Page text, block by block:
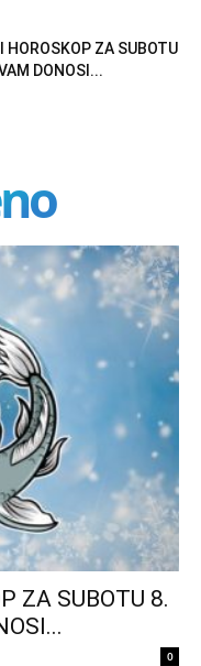
HOROSKOP ZA SUBOTU
DONOSI...
ZA SUBOTU 8.
0